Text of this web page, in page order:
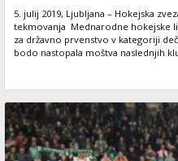
5. julij 2019, Ljubljana – Hokejska
tekmovanja Mednarodne hokejske
za državno prvenstvo v kategoriji
bodo nastopala moštva naslednjih